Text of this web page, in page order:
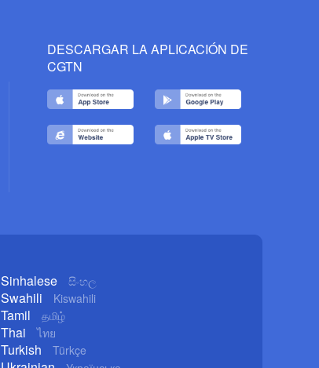
DESCARGAR LA APLICACIÓN DE
CGTN
Sinhalese සිංහල
Swahili Kiswahili
Tamil தமிழ்
Thai ไทย
Turkish Türkçe